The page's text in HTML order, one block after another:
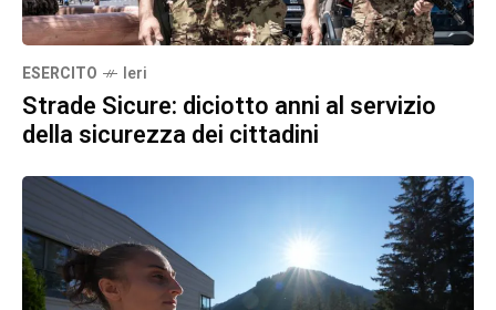
ESERCITO Ieri
Strade Sicure: diciotto anni al servizio
della sicurezza dei cittadini